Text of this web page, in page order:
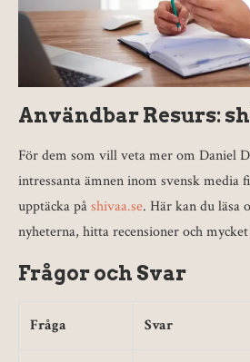
Användbar Resurs:
För dem som vill veta mer om Daniel
intressanta ämnen inom svensk media
upptäcka påshivaa.se. Här kan du läsa
nyheterna, hitta recensioner och
Frågor och Svar
Fråga Svar